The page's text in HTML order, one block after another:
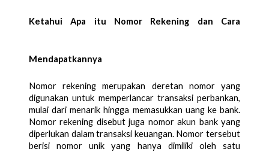
Ketahui Apa itu Nomor Rekening dan Cara
Mendapatkannya
Nomor rekening merupakan deretan nomor yang
digunakan untuk memperlancar transaksi perbankan,
mulai dari menarik hingga memasukkan uang ke bank.
Nomor rekening disebut juga nomor akun bank yang
diperlukan dalam transaksi keuangan. Nomor tersebut
berisi nomor unik yang hanya dimiliki oleh satu